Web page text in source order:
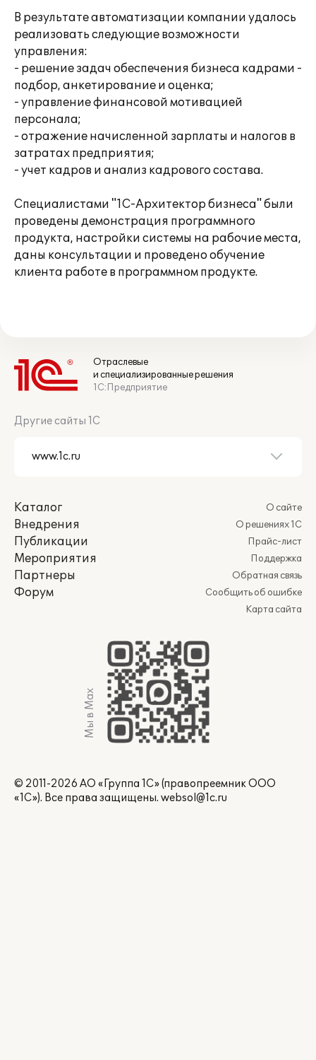
В результате автоматизации компании удалось
реализовать следующие возможности
управления:
- решение задач обеспечения бизнеса кадрами -
подбор, анкетирование и оценка;
- управление финансовой мотивацией
персонала;
- отражение начисленной зарплаты и налогов в
затратах предприятия;
- учет кадров и анализ кадрового состава.
Специалистами "1С-Архитектор бизнеса" были
проведены демонстрация программного
продукта, настройки системы на рабочие места,
даны консультации и проведено обучение
клиента работе в программном продукте.
Отраслевые
и специализированные решения
1С:Предприятие
Другие сайты 1С
Каталог
Внедрения
Публикации
Мероприятия
Партнеры
Форум
О сайте
О решениях 1С
Прайс-лист
Поддержка
Обратная связь
Сообщить об ошибке
Карта сайта
Мы в Max
© 2011-2026 АО «Группа 1С» (правопреемник ООО
«1С»). Все права защищены. websol@1c.ru